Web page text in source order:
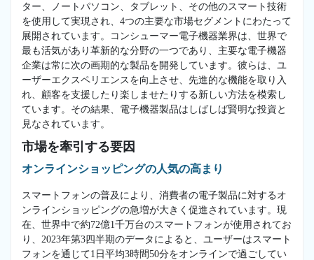
ター、ノートパソコン、タブレット、その他のスマート技術
を使用して実現され、4つの主要な市場セグメントにわたって
展開されています。コンシューマー電子機器業界は、世界で
最も活気があり革新的な分野の一つであり、主要な電子機器
企業は常に次の画期的な製品を開発しています。彼らは、ユ
ーザーエクスペリエンスを向上させ、先進的な機能を取り入
れ、顧客を支援したり楽しませたりする新しい方法を模索し
ています。その結果、電子機器製品はしばしば賢明な投資と
見なされています。
市場を牽引する要因
オンラインショッピングの人気の高まり
スマートフォンの普及により、消費者の電子製品に対するオ
ンラインショッピングの急増が大きく促進されています。現
在、世界中で約72億1千万台のスマートフォンが使用されてお
り、2023年第3四半期のデータによると、ユーザーはスマート
フォンを通じて1日平均3時間50分をオンラインで過ごしてい